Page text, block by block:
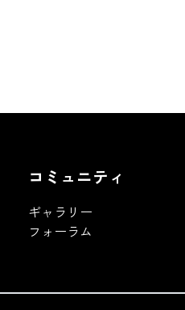
コミュニティ
ギャラリー
フォーラム